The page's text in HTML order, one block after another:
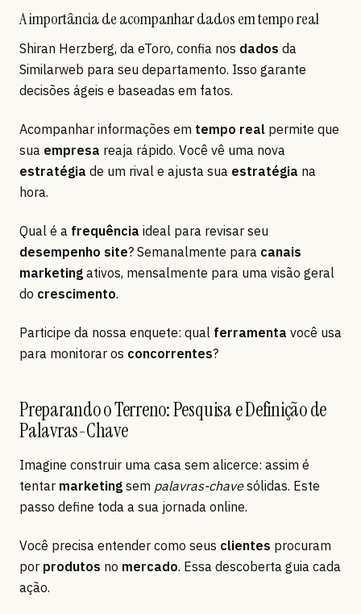
A importância de acompanhar dados em tempo real
Shiran Herzberg, da eToro, confia nos dados da
Similarweb para seu departamento. Isso garante
decisões ágeis e baseadas em fatos.
Acompanhar informações em tempo real permite que
sua empresa reaja rápido. Você vê uma nova
estratégia de um rival e ajusta sua estratégia na
hora.
Qual é a frequência ideal para revisar seu
desempenho site? Semanalmente para canais
marketing ativos, mensalmente para uma visão geral
do crescimento.
Participe da nossa enquete: qual ferramenta você usa
para monitorar os concorrentes?
Preparando o Terreno: Pesquisa e Definição de
Palavras-Chave
Imagine construir uma casa sem alicerce: assim é
tentar marketing sem palavras-chavesólidas. Este
passo define toda a sua jornada online.
Você precisa entender como seus clientes procuram
por produtos no mercado. Essa descoberta guia cada
ação.